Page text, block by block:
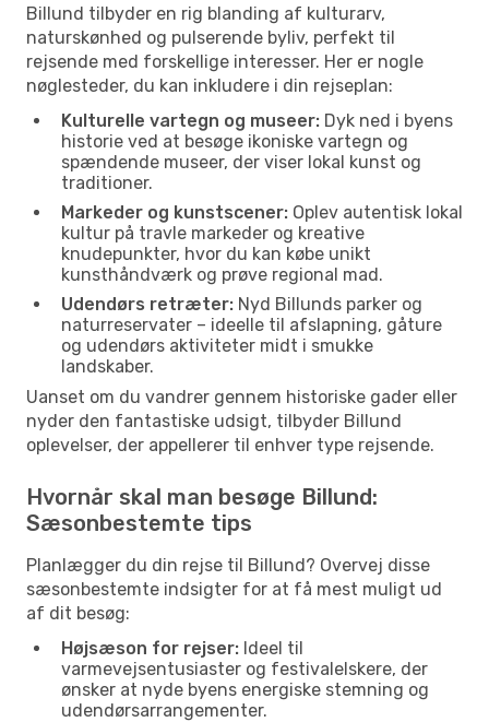
Billund tilbyder en rig blanding af kulturarv,
naturskønhed og pulserende byliv, perfekt til
rejsende med forskellige interesser. Her er nogle
nøglesteder, du kan inkludere i din rejseplan:
Kulturelle vartegn og museer: Dyk ned i byens
historie ved at besøge ikoniske vartegn og
spændende museer, der viser lokal kunst og
traditioner.
Markeder og kunstscener: Oplev autentisk lokal
kultur på travle markeder og kreative
knudepunkter, hvor du kan købe unikt
kunsthåndværk og prøve regional mad.
Udendørs retræter: Nyd Billunds parker og
naturreservater – ideelle til afslapning, gåture
og udendørs aktiviteter midt i smukke
landskaber.
Uanset om du vandrer gennem historiske gader eller
nyder den fantastiske udsigt, tilbyder Billund
oplevelser, der appellerer til enhver type rejsende.
Hvornår skal man besøge Billund:
Sæsonbestemte tips
Planlægger du din rejse til Billund? Overvej disse
sæsonbestemte indsigter for at få mest muligt ud
af dit besøg:
Højsæson for rejser: Ideel til
varmevejsentusiaster og festivalelskere, der
ønsker at nyde byens energiske stemning og
udendørsarrangementer.